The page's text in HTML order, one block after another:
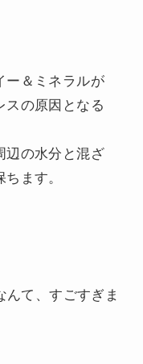
ー＆ミネラルが
スの原因となる
辺の水分と混ざ
ます。
んて、すごすぎま